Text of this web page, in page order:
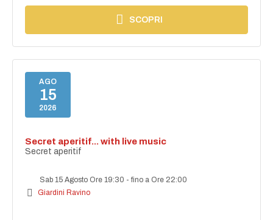
SCOPRI
AGO
15
2026
Secret aperitif... with live music
Secret aperitif
Sab 15 Agosto Ore 19:30 -fino a Ore 22:00
Giardini Ravino